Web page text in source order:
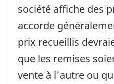
société affiche des
accorde
prix recueillis
que les remises
vente à l'autre ou